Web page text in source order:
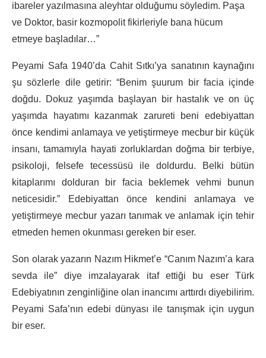
ibareler yazılmasına aleyhtar olduğumu söyledim. Paşa
ve Doktor, basir kozmopolit fikirleriyle bana hücum
etmeye başladılar…”
Peyami Safa 1940’da Cahit Sıtkı’ya sanatının kaynağını
şu sözlerle dile getirir: “Benim şuurum bir facia içinde
doğdu. Dokuz yaşımda başlayan bir hastalık ve on üç
yaşımda hayatımı kazanmak zarureti beni edebiyattan
önce kendimi anlamaya ve yetiştirmeye mecbur bir küçük
insanı, tamamıyla hayati zorluklardan doğma bir terbiye,
psikoloji, felsefe tecessüsü ile doldurdu. Belki bütün
kitaplarımı dolduran bir facia beklemek vehmi bunun
neticesidir.” Edebiyattan önce kendini anlamaya ve
yetiştirmeye mecbur yazarı tanımak ve anlamak için tehir
etmeden hemen okunması gereken bir eser.
Son olarak yazarın Nazım Hikmet’e “Canım Nazım’a kara
sevda ile” diye imzalayarak itaf ettiği bu eser Türk
Edebiyatının zenginliğine olan inancımı arttırdı diyebilirim.
Peyami Safa’nın edebi dünyası ile tanışmak için uygun
bir eser.